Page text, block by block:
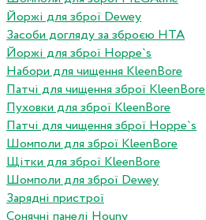
Йоржі для зброї Dewey
Засоби догляду за зброєю HTA
Йоржі для зброї Hoppe`s
Набори для чищення KleenBore
Патчі для чищення зброї KleenBore
Пуховки для зброї KleenBore
Патчі для чищення зброї Hoppe`s
Шомполи для зброї KleenBore
Щітки для зброї KleenBore
Шомполи для зброї Dewey
Зарядні пристрої